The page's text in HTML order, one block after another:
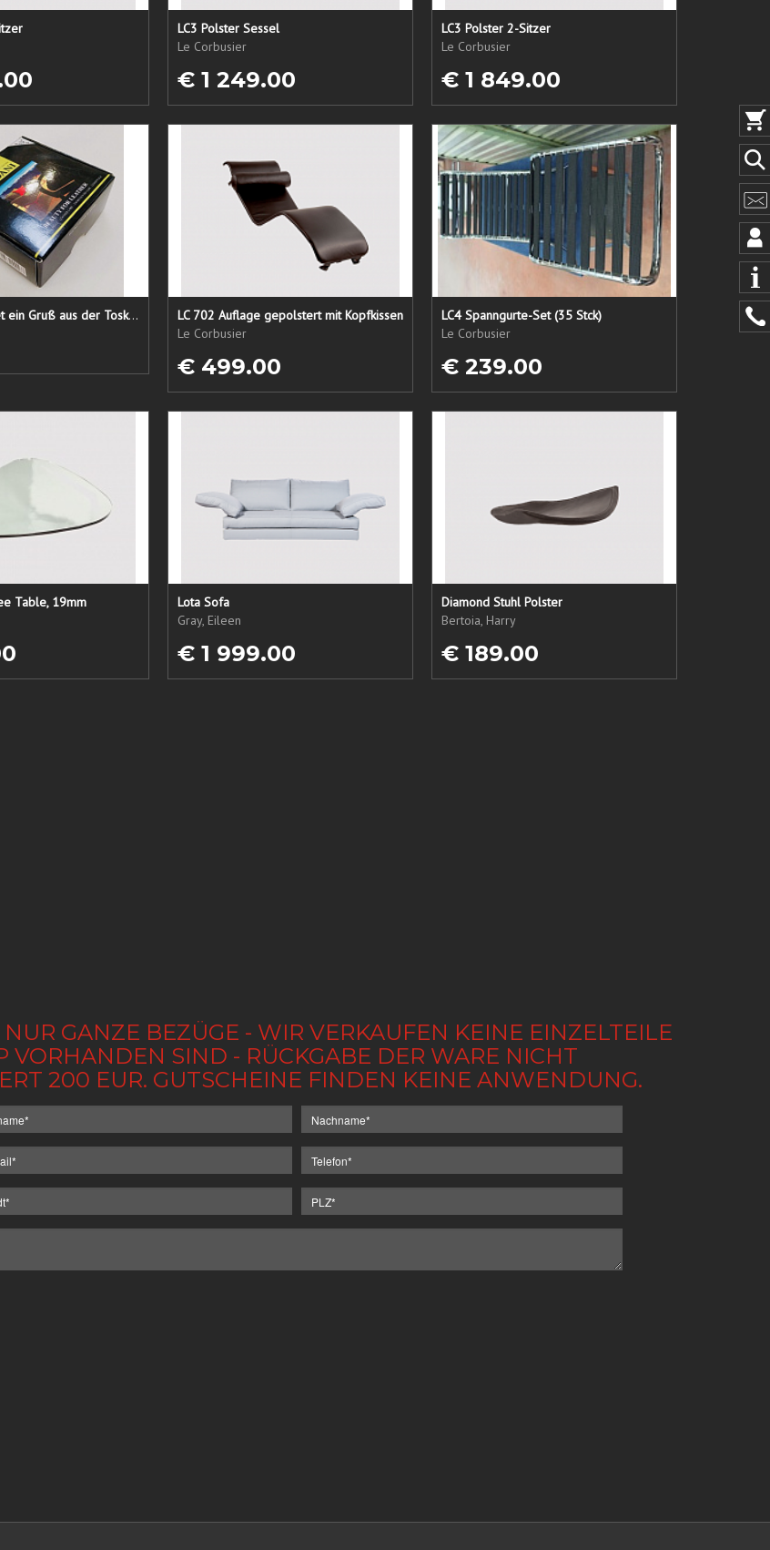
LC3 Polster Sessel
Le Corbusier
€ 1 249.00
LC3 Polster 2-Sitzer
Le Corbusier
€ 1 849.00
Lederpflege-Set ein Gruß aus der Toskana...
LC 702 Auflage gepolstert mit Kopfkissen
Le Corbusier
€ 499.00
LC4 Spanngurte-Set (35 Stck)
Le Corbusier
€ 239.00
Table, 19mm
Lota Sofa
Gray, Eileen
€ 1 999.00
Diamond Stuhl Polster
Bertoia, Harry
€ 189.00
GANZE BEZÜGE - WIR VERKAUFEN KEINE EINZELTEILE
VORHANDEN SIND - RÜCKGABE DER WARE NICHT
200 EUR. GUTSCHEINE FINDEN KEINE ANWENDUNG.